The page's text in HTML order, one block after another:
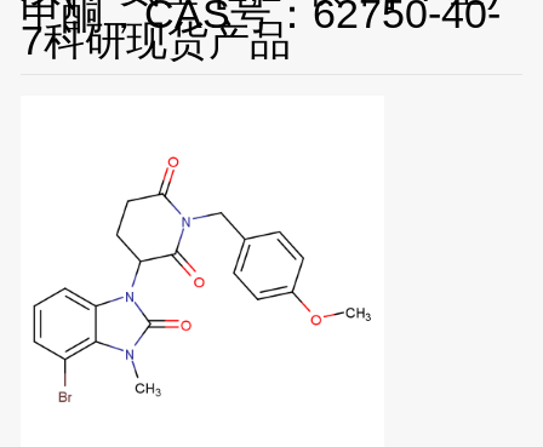
甲酮，CAS号：62750-40-
7科研现货产品